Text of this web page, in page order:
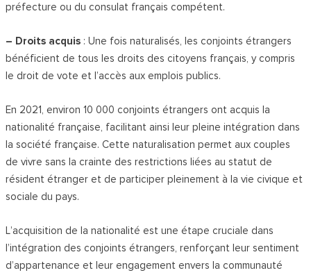
préfecture ou du consulat français compétent.
– Droits acquis : Une fois naturalisés, les conjoints étrangers
bénéficient de tous les droits des citoyens français, y compris
le droit de vote et l’accès aux emplois publics.
En 2021, environ 10 000 conjoints étrangers ont acquis la
nationalité française, facilitant ainsi leur pleine intégration dans
la société française. Cette naturalisation permet aux couples
de vivre sans la crainte des restrictions liées au statut de
résident étranger et de participer pleinement à la vie civique et
sociale du pays.
L’acquisition de la nationalité est une étape cruciale dans
l’intégration des conjoints étrangers, renforçant leur sentiment
d’appartenance et leur engagement envers la communauté